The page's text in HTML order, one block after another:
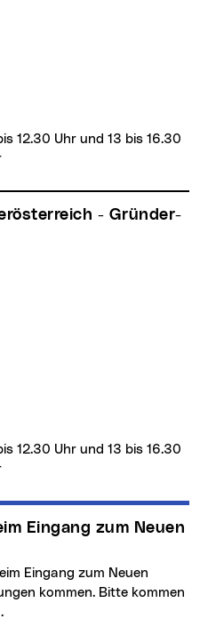
Fußgänger
fürfür
anzeigen für
12.30 Uhr und 13 bis 16.30
Fußgänger
fürfür
anzeigen für
12.30 Uhr und 13 bis 16.30
kommen. Bitte kommen